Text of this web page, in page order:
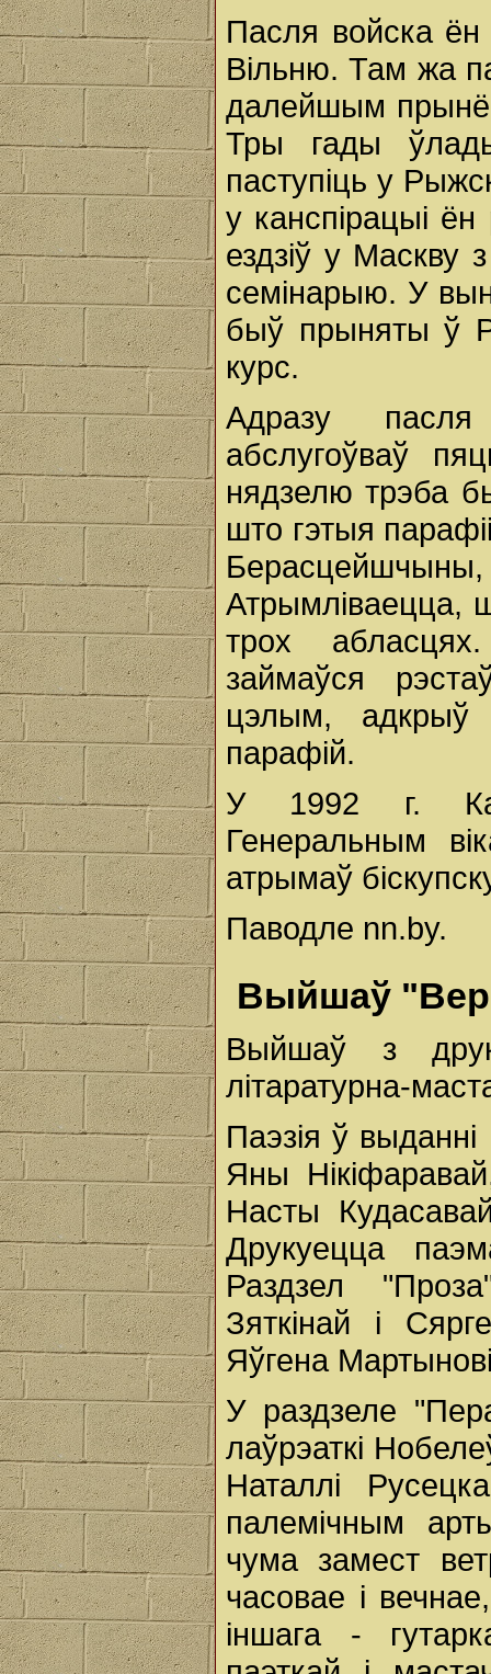
Пасля войска
Вільню. Там жа
далейшым
Тры гады
паступіць у
у канспірацыі
ездзіў у Маскву
семінарыю. У
быў прыняты ў
курс.
Адразу пасля
абслугоўваў
нядзелю трэба
што гэтыя
Атрымліваецца,
трох
займаўся
цэлым, адкрыў
парафій.
У 1992 г.
Генеральным
атрымаў
Паводле nn.by.
Выйшаў
Выйшаў з
літаратурна-
Паэзія ў
Яны
Насты
Друкуецца
Раздзел
Зяткінай і
Яўгена
У раздзеле
лаўрэаткі
Наталлі
палемічным
чума замест
часовае і
іншага -